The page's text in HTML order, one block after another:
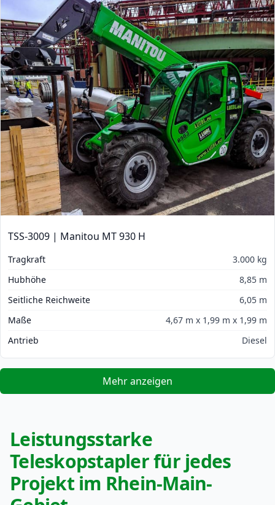
TSS-3009 | Manitou MT 930 H
Tragkraft
3.000 kg
Hubhöhe
8,85 m
Seitliche Reichweite
6,05 m
Maße
4,67 m x 1,99 m x 1,99 m
Antrieb
Diesel
Mehr anzeigen
Leistungsstarke
Teleskopstapler für jedes
Projekt im Rhein-Main-